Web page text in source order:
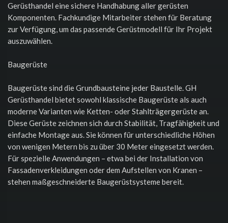
Gerüsthandel eine sichere Handhabung aller gerüsten
Komponenten. Fachkundige Mitarbeiter stehen für Beratung
zur Verfügung, um das passende Gerüstmodell für Ihr Projekt
auszuwählen.
Baugerüste
Baugerüste sind die Grundbausteine jeder Baustelle. GH
Gerüsthandel bietet sowohl klassische Baugerüste als auch
moderne Varianten wie Ketten- oder Stahlträgergerüste an.
Diese Gerüste zeichnen sich durch Stabilität, Tragfähigkeit und
einfache Montage aus. Sie können für unterschiedliche Höhen
von wenigen Metern bis zu über 30 Meter eingesetzt werden.
Für spezielle Anwendungen – etwa bei der Installation von
Fassadenverkleidungen oder dem Aufstellen von Kranen –
stehen maßgeschneiderte Baugerüstsysteme bereit.